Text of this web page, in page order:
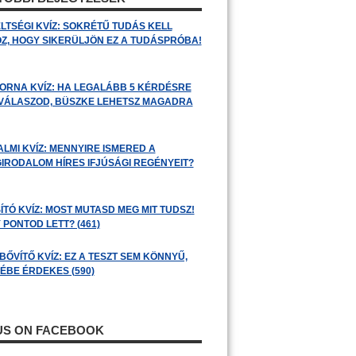
KVÍZ: SOKRÉTŰ TUDÁS KELL
HOGY SIKERÜLJÖN EZ A TUDÁSPRÓBA!
KVÍZ: HA LEGALÁBB 5 KÉRDÉSRE
BÜSZKE LEHETSZ MAGADRA
KVÍZ: MENNYIRE ISMERED A
HÍRES IFJÚSÁGI REGÉNYEIT?
KVÍZ: MOST MUTASD MEG MIT TUDSZ!
LETT? (461)
KVÍZ: EZ A TESZT SEM KÖNNYŰ,
ÉRDEKES (590)
ON FACEBOOK